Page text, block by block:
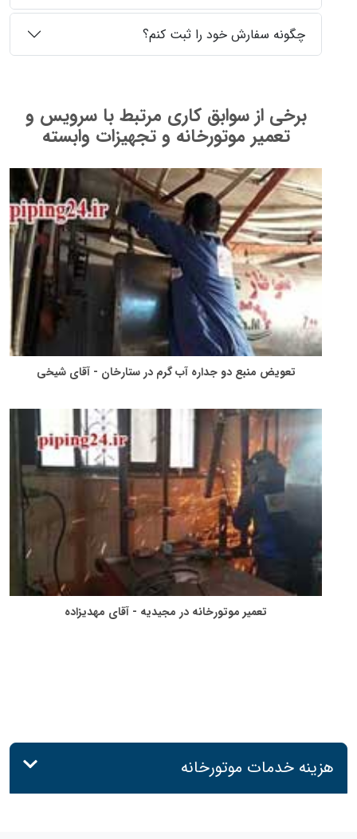
چگونه سفارش خود را ثبت کنم؟
برخی از سوابق کاری مرتبط با سرویس و
تعمیر موتورخانه و تجهیزات وابسته
تعویض منبع دو جداره آب گرم در ستارخان - آقای شیخی
تعمیر موتورخانه در مجیدیه - آقای مهدیزاده
هزینه خدمات موتورخانه